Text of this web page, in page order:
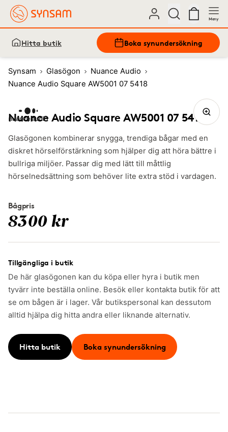
Meny
Hitta butik Boka synundersökning
Synsam Glasögon
Nuance Audio
Nuance Audio Square AW5001 07 5418
Nuance Audio Square AW5001 07 5418
Glasögonen kombinerar snygga, trendiga bågar med en
diskret hörselförstärkning som hjälper dig att höra bättre i
bullriga miljöer. Passar dig med lätt till måttlig
hörselnedsättning som behöver lite extra stöd i vardagen.
Bågpris
8300 kr
Tillgängliga i butik
De här glasögonen kan du köpa eller hyra i butik men
tyvärr inte beställa online. Besök eller kontakta butik för att
se om bågen är i lager. Vår butikspersonal kan dessutom
alltid hjälpa dig hitta andra eller liknande alternativ.
Hitta butik Boka synundersökning